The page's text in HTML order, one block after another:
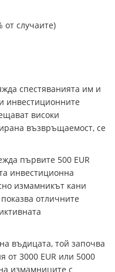
от случаите)
спестяванията им и
инвестиционните
високи
възвръщаемост, се
първите 500 EUR
инвестиционна
измамникът кани
отличните
въдицата, той започва
3000 EUR или 5000
измамниците с